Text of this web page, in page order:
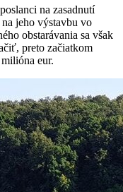
na zasadnutí
jeho výstavbu vo
obstarávania sa však
preto začiatkom
eur.